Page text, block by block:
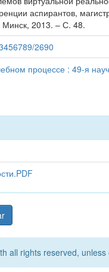
аспирантов,
2013. – С. 48.
2690
процессе : 49-я
all rights reserved,